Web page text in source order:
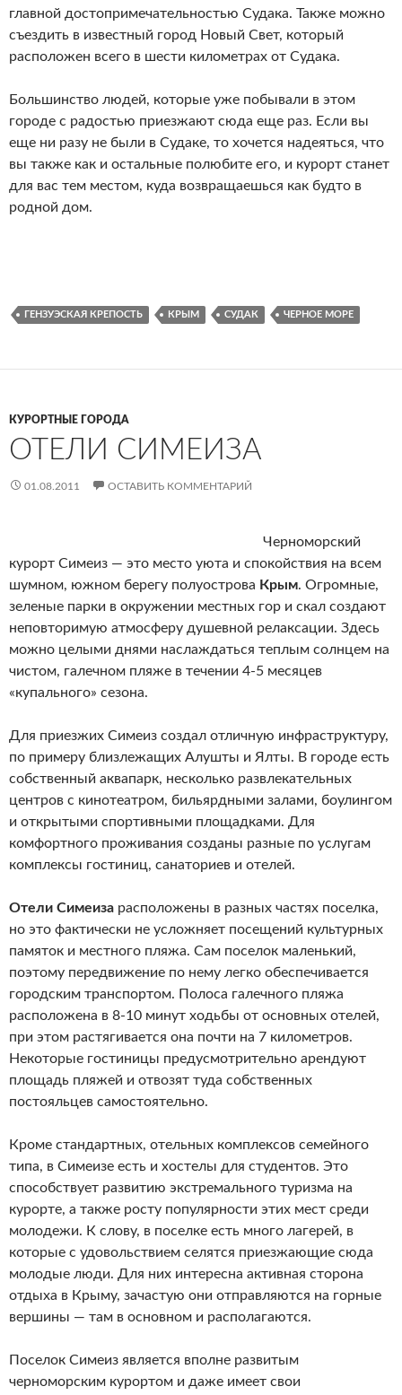
главной достопримечательностью Судака. Также можно
съездить в известный город Новый Свет, который
расположен всего в шести километрах от Судака.
Большинство людей, которые уже побывали в этом
городе с радостью приезжают сюда еще раз. Если вы
еще ни разу не были в Судаке, то хочется надеяться, что
вы также как и остальные полюбите его, и курорт станет
для вас тем местом, куда возвращаешься как будто в
родной дом.
ГЕНЗУЭСКАЯ КРЕПОСТЬ КРЫМ СУДАК ЧЕРНОЕ МОРЕ
КУРОРТНЫЕ ГОРОДА
ОТЕЛИ СИМЕИЗА
01.08.2011 ОСТАВИТЬ КОММЕНТАРИЙ
Черноморский
курорт Симеиз — это место уюта и спокойствия на всем
шумном, южном берегу полуострова Крым. Огромные,
зеленые парки в окружении местных гор и скал создают
неповторимую атмосферу душевной релаксации. Здесь
можно целыми днями наслаждаться теплым солнцем на
чистом, галечном пляже в течении 4-5 месяцев
«купального» сезона.
Для приезжих Симеиз создал отличную инфраструктуру,
по примеру близлежащих Алушты и Ялты. В городе есть
собственный аквапарк, несколько развлекательных
центров с кинотеатром, бильярдными залами, боулингом
и открытыми спортивными площадками. Для
комфортного проживания созданы разные по услугам
комплексы гостиниц, санаториев и отелей.
Отели Симеиза расположены в разных частях поселка,
но это фактически не усложняет посещений культурных
памяток и местного пляжа. Сам поселок маленький,
поэтому передвижение по нему легко обеспечивается
городским транспортом. Полоса галечного пляжа
расположена в 8-10 минут ходьбы от основных отелей,
при этом растягивается она почти на 7 километров.
Некоторые гостиницы предусмотрительно арендуют
площадь пляжей и отвозят туда собственных
постояльцев самостоятельно.
Кроме стандартных, отельных комплексов семейного
типа, в Симеизе есть и хостелы для студентов. Это
способствует развитию экстремального туризма на
курорте, а также росту популярности этих мест среди
молодежи. К слову, в поселке есть много лагерей, в
которые с удовольствием селятся приезжающие сюда
молодые люди. Для них интересна активная сторона
отдыха в Крыму, зачастую они отправляются на горные
вершины — там в основном и располагаются.
Поселок Симеиз является вполне развитым
черноморским курортом и даже имеет свои